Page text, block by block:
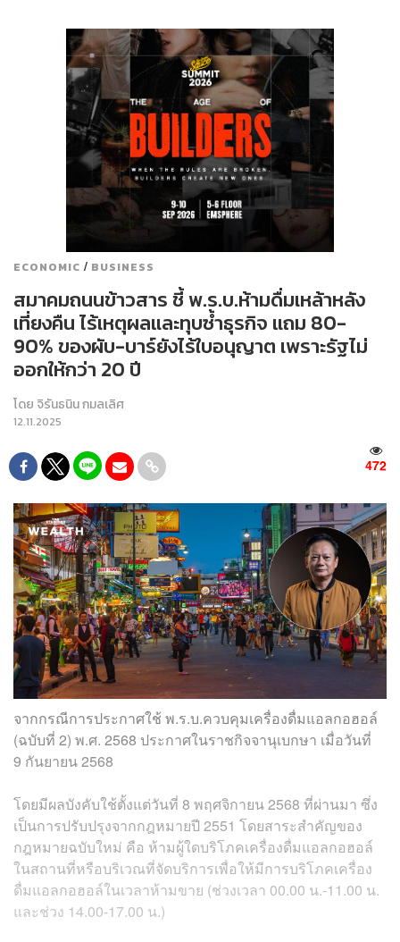
ECONOMIC / BUSINESS
สมาคมถนนข้าวสาร ชี้ พ.ร.บ.ห้ามดื่มเหล้าหลัง
เที่ยงคืน ไร้เหตุผลและทุบซ้ำธุรกิจ แถม 80-
90% ของผับ-บาร์ยังไร้ใบอนุญาต เพราะรัฐไม่
ออกให้กว่า 20 ปี
โดย จิรันธนิน กมลเลิศ
12.11.2025
472
จากกรณีการประกาศใช้ พ.ร.บ.ควบคุมเครื่องดื่มแอลกอฮอล์
(ฉบับที่ 2) พ.ศ. 2568 ประกาศในราชกิจจานุเบกษา เมื่อวันที่
9 กันยายน 2568
โดยมีผลบังคับใช้ตั้งแต่วันที่ 8 พฤศจิกายน 2568 ที่ผ่านมา ซึ่ง
เป็นการปรับปรุงจากกฎหมายปี 2551 โดยสาระสำคัญของ
กฎหมายฉบับใหม่ คือ ห้ามผู้ใดบริโภคเครื่องดื่มแอลกอฮอล์
ในสถานที่หรือบริเวณที่จัดบริการเพื่อให้มีการบริโภคเครื่อง
ดื่มแอลกอฮอล์ในเวลาห้ามขาย (ช่วงเวลา 00.00 น.-11.00 น.
และช่วง 14.00-17.00 น.)